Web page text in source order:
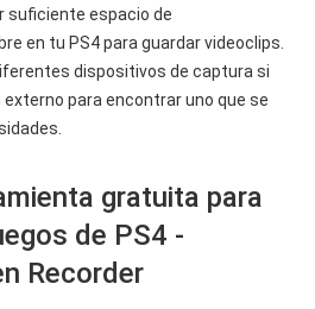
suficiente espacio de
en tu PS4 para guardar videoclips.
dispositivos de captura si
para encontrar uno que se
gratuita para
de PS4 -
Recorder